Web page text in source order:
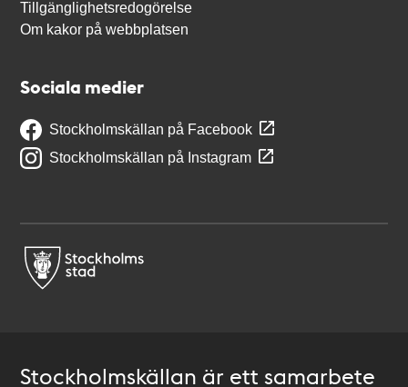
Tillgänglighetsredogörelse
Om kakor på webbplatsen
Sociala medier
Stockholmskällan på Facebook
Stockholmskällan på Instagram
Stockholmskällan är ett samarbete